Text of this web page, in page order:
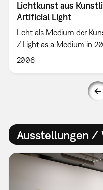
Lichtkunst aus
Artificial Light
Licht als Medium der
/ Light as a Medium in
2006
Ausstellungen /